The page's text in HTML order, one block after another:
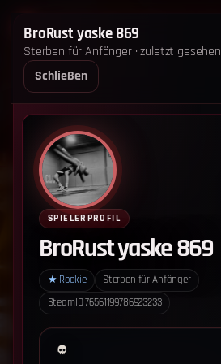
STERBEN FÜR ANFÄNGER
STARTSEITE
ANKÜNDIGUNGEN
LOGIN
‹ Zurück zum Leaderboard
BroRust yaske 869
Sterben für Anfänger · zuletzt
Schließen
SPIELERPROFIL
BroRust yaske 869
★ Rookie
Sterben für Anfänger
SteamID76561199786923233
ImpressumDatenschutz
Cookie-
Sterben für Anfänger - Alle Rechte
Datenschutz-Einstellungen